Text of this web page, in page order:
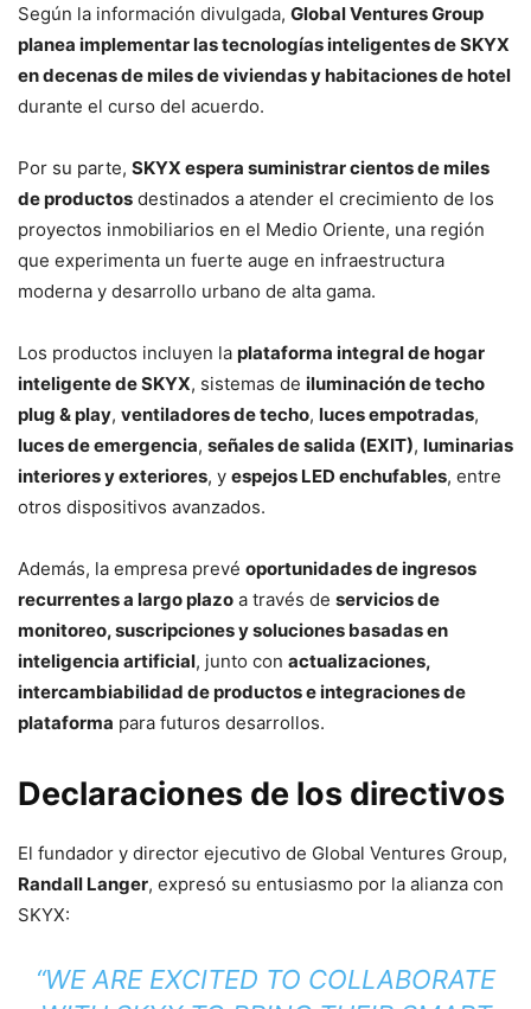
Según la información divulgada, Global Ventures Group
planea implementar las tecnologías inteligentes de SKYX
en decenas de miles de viviendas y habitaciones de hotel
durante el curso del acuerdo.
Por su parte, SKYX espera suministrar cientos de miles
de productos destinados a atender el crecimiento de los
proyectos inmobiliarios en el Medio Oriente, una región
que experimenta un fuerte auge en infraestructura
moderna y desarrollo urbano de alta gama.
Los productos incluyen la plataforma integral de hogar
inteligente de SKYX, sistemas de iluminación de techo
plug & play, ventiladores de techo, luces empotradas,
luces de emergencia, señales de salida (EXIT), luminarias
interiores y exteriores, y espejos LED enchufables, entre
otros dispositivos avanzados.
Además, la empresa prevé oportunidades de ingresos
recurrentes a largo plazo a través de servicios de
monitoreo, suscripciones y soluciones basadas en
inteligencia artificial, junto con actualizaciones,
intercambiabilidad de productos e integraciones de
plataforma para futuros desarrollos.
Declaraciones de los directivos
El fundador y director ejecutivo de Global Ventures Group,
Randall Langer, expresó su entusiasmo por la alianza con
SKYX:
“WE ARE EXCITED TO COLLABORATE